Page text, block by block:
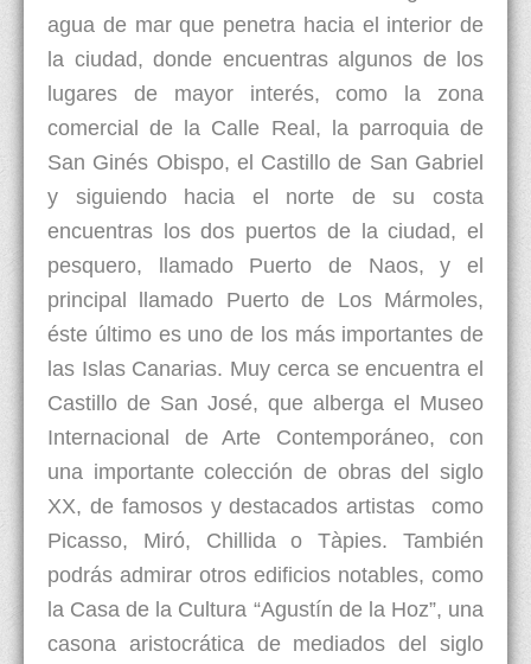
agua de mar que penetra hacia el interior de
la ciudad, donde encuentras algunos de los
lugares de mayor interés, como la zona
comercial de la Calle Real, la parroquia de
San Ginés Obispo, el Castillo de San Gabriel
y siguiendo hacia el norte de su costa
encuentras los dos puertos de la ciudad, el
pesquero, llamado Puerto de Naos, y el
principal llamado Puerto de Los Mármoles,
éste último es uno de los más importantes de
las Islas Canarias. Muy cerca se encuentra el
Castillo de San José, que alberga el Museo
Internacional de Arte Contemporáneo, con
una importante colección de obras del siglo
XX, de famosos y destacados artistas como
Picasso, Miró, Chillida o Tàpies. También
podrás admirar otros edificios notables, como
la Casa de la Cultura “Agustín de la Hoz”, una
casona aristocrática de mediados del siglo